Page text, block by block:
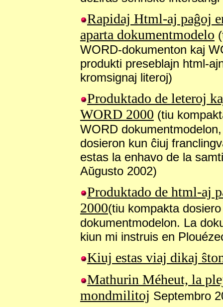
Rapidaj Html-aj paĝoj
aparta dokumentmodelo
WORD-dokumenton kaj
produkti preseblajn html-
kromsignaj literoj)
Produktado de leteroj
WORD 2000 (tiu
WORD
dosieron kun ĉiuj
estas la enhavo de la
Aŭgusto 2002)
Produktado de html-aj
2000(tiu kompakta
dokumentmodelon. La
kiun mi instruis en
Kiuj estas viaj dikaj
Mathurin Méheut, la
mondmilitoj Septembro